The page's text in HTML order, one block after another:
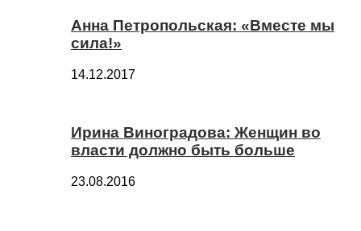
Анна Петропольская: «Вместе мы
сила!»
14.12.2017
Ирина Виноградова: Женщин во
власти должно быть больше
23.08.2016